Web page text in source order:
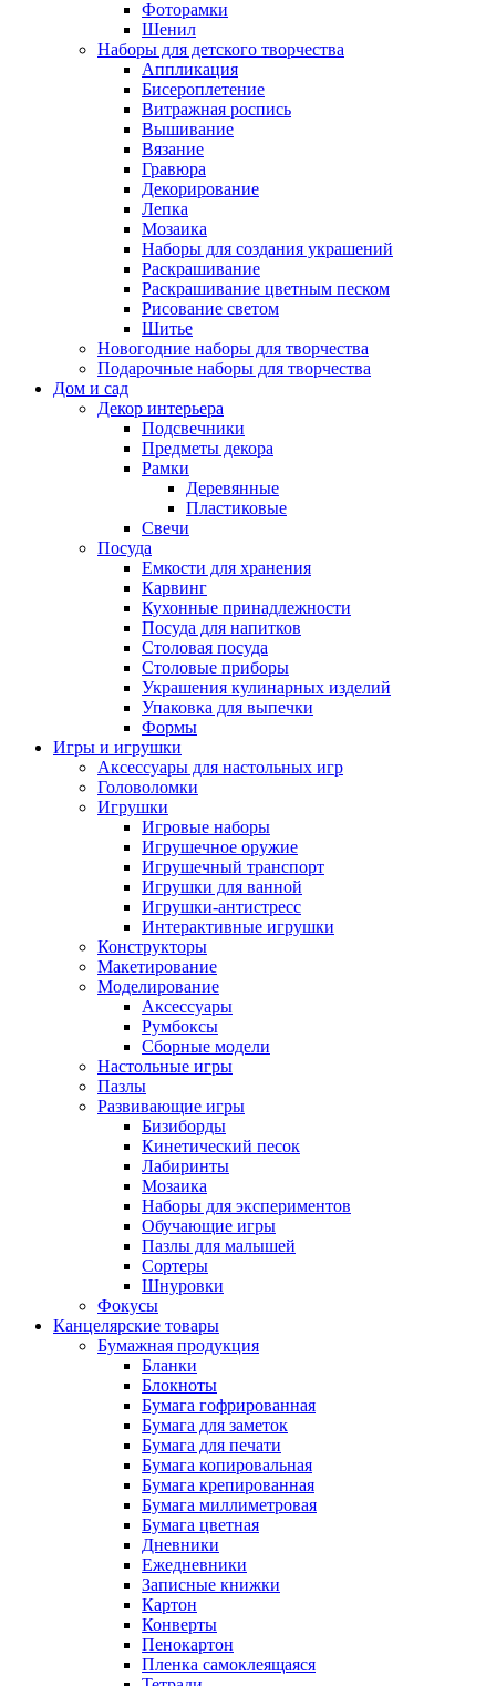
Фоторамки
Шенил
Наборы для детского творчества
Аппликация
Бисероплетение
Витражная роспись
Вышивание
Вязание
Гравюра
Декорирование
Лепка
Мозаика
Наборы для создания украшений
Раскрашивание
Раскрашивание цветным песком
Рисование светом
Шитье
Новогодние наборы для творчества
Подарочные наборы для творчества
Дом и сад
Декор интерьера
Подсвечники
Предметы декора
Рамки
Деревянные
Пластиковые
Свечи
Посуда
Емкости для хранения
Карвинг
Кухонные принадлежности
Посуда для напитков
Столовая посуда
Столовые приборы
Украшения кулинарных изделий
Упаковка для выпечки
Формы
Игры и игрушки
Аксессуары для настольных игр
Головоломки
Игрушки
Игровые наборы
Игрушечное оружие
Игрушечный транспорт
Игрушки для ванной
Игрушки-антистресс
Интерактивные игрушки
Конструкторы
Макетирование
Моделирование
Аксессуары
Румбоксы
Сборные модели
Настольные игры
Пазлы
Развивающие игры
Бизиборды
Кинетический песок
Лабиринты
Мозаика
Наборы для экспериментов
Обучающие игры
Пазлы для малышей
Сортеры
Шнуровки
Фокусы
Канцелярские товары
Бумажная продукция
Бланки
Блокноты
Бумага гофрированная
Бумага для заметок
Бумага для печати
Бумага копировальная
Бумага крепированная
Бумага миллиметровая
Бумага цветная
Дневники
Ежедневники
Записные книжки
Картон
Конверты
Пенокартон
Пленка самоклеящаяся